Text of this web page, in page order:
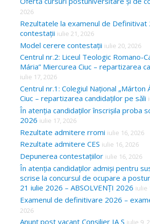
2026
Rezultatele la examenul de Definitivat
contestații iulie 21, 2026
Model cerere contestații iulie 20, 2026
Centrul nr.2: Liceul Teologic Romano-
Mária” Miercurea Ciuc – repartizarea
iulie 17, 2026
Centrul nr.1: Colegiul Național „Márton
Ciuc – repartizarea candidaților pe săli
În atenția candidaților înscrișila proba
2026 iulie 17, 2026
Rezultate admitere rromi iulie 16, 2026
Rezultate admitere CES iulie 16, 2026
Depunerea contestațiilor iulie 16, 2026
În atenția candidaților admiși pentru
scrise la concursul de ocupare a
21 iulie 2026 – ABSOLVENȚI 2026 iulie
Examenul de definitivare 2026 –
2026
Anunț post vacant Consilier IA S iulie 9,